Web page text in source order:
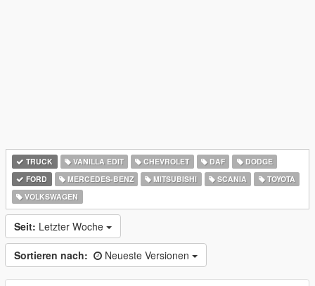
TRUCK VANILLA EDIT CHEVROLET DAF
DODGE
FORD
MERCEDES-BENZ MITSUBISHI SCANIA
TOYOTA
VOLKSWAGEN
Seit: Letzter Woche
Sortieren nach: Neueste Versionen